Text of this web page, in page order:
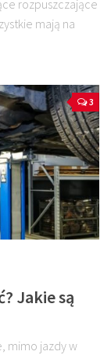
rozpuszczające
mają na
3
Jakie są
mimo jazdy w